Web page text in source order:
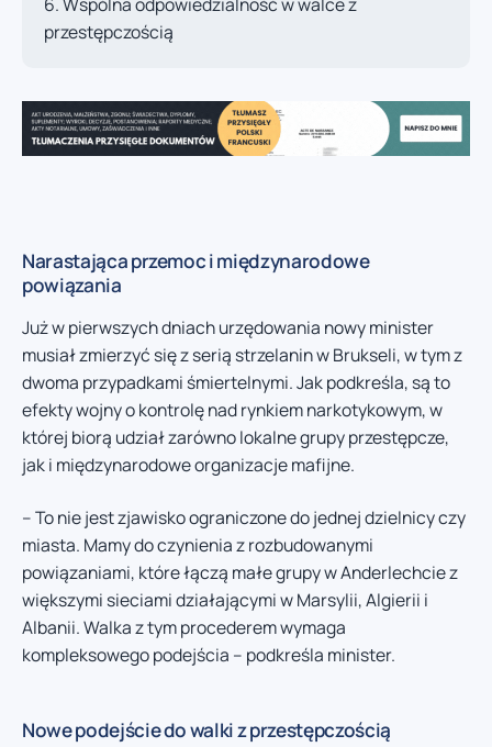
przestępczością
Narastająca przemoc i międzynarodowe
powiązania
Już w pierwszych dniach urzędowania nowy minister
musiał zmierzyć się z serią strzelanin w Brukseli, w tym z
dwoma przypadkami śmiertelnymi. Jak podkreśla, są to
efekty wojny o kontrolę nad rynkiem narkotykowym, w
której biorą udział zarówno lokalne grupy przestępcze,
jak i międzynarodowe organizacje mafijne.
– To nie jest zjawisko ograniczone do jednej dzielnicy czy
miasta. Mamy do czynienia z rozbudowanymi
powiązaniami, które łączą małe grupy w Anderlechcie z
większymi sieciami działającymi w Marsylii, Algierii i
Albanii. Walka z tym procederem wymaga
kompleksowego podejścia – podkreśla minister.
Nowe podejście do walki z przestępczością